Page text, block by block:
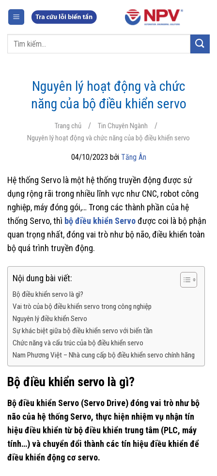
dungTìm
Nguyên lý hoạt động và chức
năng của bộ điều khiển servo
Trang chủ / Tin Chuyên Ngành /
Nguyên lý hoạt động và chức năng của bộ điều khiển servo
04/10/2023 bởi Tăng Ân
Hệ thống Servo là một hệ thống truyền động được sử
dụng rộng rãi trong nhiều lĩnh vực như CNC, robot công
nghiệp, máy đóng gói,… Trong các thành phần của hệ
thống Servo, thì bộ điều khiển Servođược coi là bộ phận
quan trọng nhất, đóng vai trò như bộ não, điều khiển toàn
bộ quá trình truyền động.
Nội dung bài viết:
Bộ điều khiển servo là gì?
Vai trò của bộ điều khiển servo trong công nghiệp
Nguyên lý điều khiển Servo
Sự khác biệt giữa bộ điều khiển servo với biến tần
Chức năng và cấu trúc của bộ điều khiển servo
Nam Phương Việt – Nhà cung cấp bộ điều khiển servo chính hãng
Bộ điều khiển servo là gì?
Bộ điều khiển Servo (Servo Drive) đóng vai trò như bộ
não của hệ thống Servo, thực hiện nhiệm vụ nhận tín
hiệu điều khiển từ bộ điều khiển trung tâm (PLC, máy
tính…) và chuyển đổi thành các tín hiệu điều khiển để
điều khiển động cơ servo.